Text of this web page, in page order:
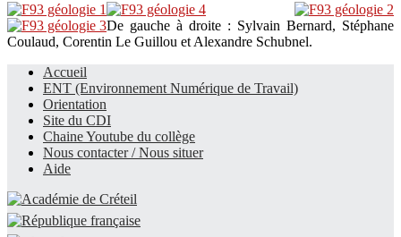
De gauche à droite : Sylvain Bernard, Stéphane
Coulaud, Corentin Le Guillou et Alexandre Schubnel.
Le site du collège
Accueil
ENT (Environnement Numérique de Travail)
Orientation
Site du CDI
Chaine Youtube du collège
Nous contacter / Nous situer
Aide